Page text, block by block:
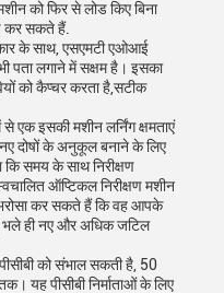
को फिर से लोड किए बिना
कर सकते हैं.
के साथ, एसएमटी एओआई
पता लगाने में सक्षम है। इसका
को कैप्चर करता है,सटीक
एक इसकी मशीन लर्निंग क्षमताएं
दोषों के अनुकूल बनाने के लिए
समय के साथ निरीक्षण
ऑप्टिकल निरीक्षण मशीन
भरोसा कर सकते हैं कि वह आपके
भले ही नए और अधिक जटिल
को संभाल सकती है, 50
यह पीसीबी निर्माताओं के लिए